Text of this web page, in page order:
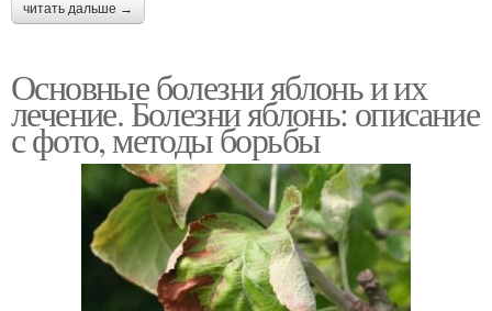
читать дальше →
Основные болезни яблонь и их
лечение. Болезни яблонь: описание
с фото, методы борьбы